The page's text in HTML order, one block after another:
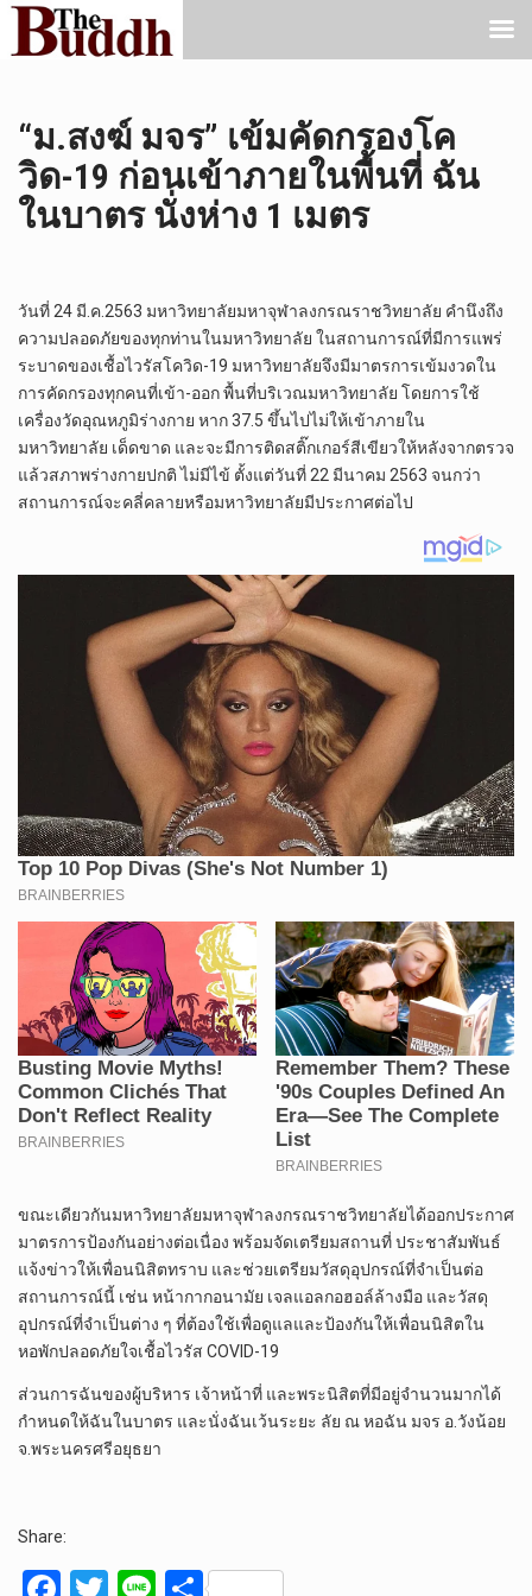
“ม.สงฆ์ มจร” เข้มคัดกรองโค
วิด-19 ก่อนเข้าภายในพื้นที่ ฉัน
ในบาตร นั่งห่าง 1 เมตร
วันที่ 24 มี.ค.2563 มหาวิทยาลัยมหาจุฬาลงกรณราชวิทยาลัย คำนึงถึง
ความปลอดภัยของทุกท่านในมหาวิทยาลัย ในสถานการณ์ที่มีการแพร่
ระบาดของเชื้อไวรัสโควิด-19 มหาวิทยาลัยจึงมีมาตรการเข้มงวดใน
การคัดกรองทุกคนที่เข้า-ออก พื้นที่บริเวณมหาวิทยาลัย โดยการใช้
เครื่องวัดอุณหภูมิร่างกาย หาก 37.5 ขึ้นไปไม่ให้เข้าภายใน
มหาวิทยาลัย เด็ดขาด และจะมีการติดสติ๊กเกอร์สีเขียวให้หลังจากตรวจ
แล้วสภาพร่างกายปกติ ไม่มีไข้ ตั้งแต่วันที่ 22 มีนาคม 2563 จนกว่า
สถานการณ์จะคลี่คลายหรือมหาวิทยาลัยมีประกาศต่อไป
ขณะเดียวกันมหาวิทยาลัยมหาจุฬาลงกรณราชวิทยาลัยได้ออกประกาศ
มาตรการป้องกันอย่างต่อเนื่อง พร้อมจัดเตรียมสถานที่ ประชาสัมพันธ์
แจ้งข่าวให้เพื่อนนิสิตทราบ และช่วยเตรียมวัสดุอุปกรณ์ที่จำเป็นต่อ
สถานการณ์นี้ เช่น หน้ากากอนามัย เจลแอลกอฮอล์ล้างมือ และวัสดุ
อุปกรณ์ที่จำเป็นต่าง ๆ ที่ต้องใช้เพื่อดูแลและป้องกันให้เพื่อนนิสิตใน
หอพักปลอดภัยใจเชื้อไวรัส COVID-19
ส่วนการฉันของผู้บริหาร เจ้าหน้าที่ และพระนิสิตที่มีอยู่จำนวนมากได้
กำหนดให้ฉันในบาตร และนั่งฉันเว้นระยะ ลัย ณ หอฉัน มจร อ.วังน้อย
จ.พระนครศรีอยุธยา
Share: